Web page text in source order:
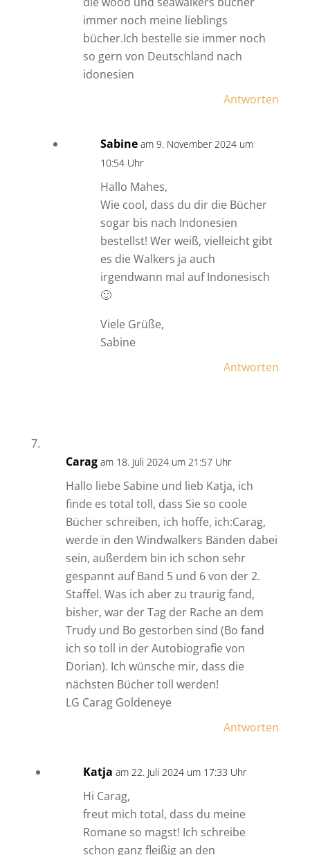
immer noch meine lieblings
bücher.Ich bestelle sie immer noch
so gern von Deutschland nach
idonesien
Antworten
Sabine am 9. November 2024 um
10:54 Uhr
Hallo Mahes,
Wie cool, dass du dir die Bücher
sogar bis nach Indonesien
bestellst! Wer weiß, vielleicht gibt
es die Walkers ja auch
irgendwann mal auf Indonesisch
🙂
Viele Grüße,
Sabine
Antworten
Carag am 18. Juli 2024 um 21:57 Uhr
Hallo liebe Sabine und lieb Katja, ich
finde es total toll, dass Sie so coole
Bücher schreiben, ich hoffe, ich:Carag,
werde in den Windwalkers Bänden dabei
sein, außerdem bin ich schon sehr
gespannt auf Band 5 und 6 von der 2.
Staffel. Was ich aber zu traurig fand,
bisher, war der Tag der Rache an dem
Trudy und Bo gestorben sind (Bo fand
ich so toll in der Autobiografie von
Dorian). Ich wünsche mir, dass die
nächsten Bücher toll werden!
LG Carag Goldeneye
Antworten
Katja am 22. Juli 2024 um 17:33 Uhr
Hi Carag,
freut mich total, dass du meine
Romane so magst! Ich schreibe
schon ganz fleißig an den